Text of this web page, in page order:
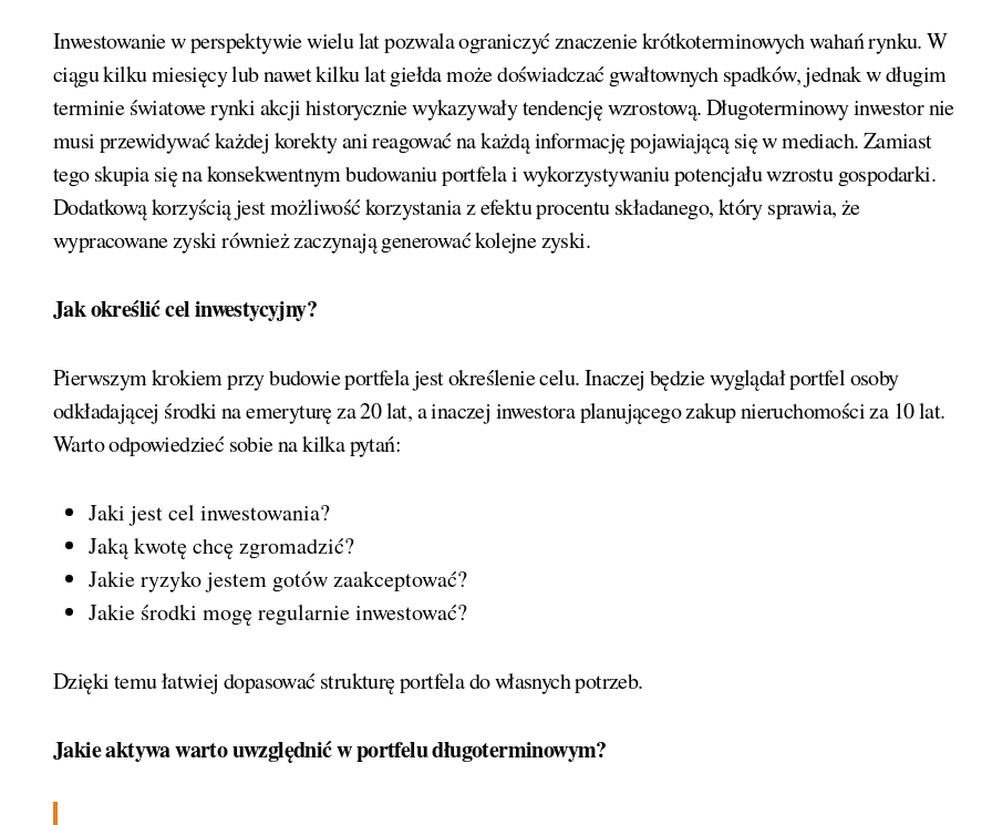
Inwestowanie w perspektywie wielu lat pozwala ograniczyć znaczenie krótkoterminowych wahań rynku. W
ciągu kilku miesięcy lub nawet kilku lat giełda może doświadczać gwałtownych spadków, jednak w długim
terminie światowe rynki akcji historycznie wykazywały tendencję wzrostową. Długoterminowy inwestor nie
musi przewidywać każdej korekty ani reagować na każdą informację pojawiającą się w mediach. Zamiast
tego skupia się na konsekwentnym budowaniu portfela i wykorzystywaniu potencjału wzrostu gospodarki.
Dodatkową korzyścią jest możliwość korzystania z efektu procentu składanego, który sprawia, że
wypracowane zyski również zaczynają generować kolejne zyski.
Jak określić cel inwestycyjny?
Pierwszym krokiem przy budowie portfela jest określenie celu. Inaczej będzie wyglądał portfel osoby
odkładającej środki na emeryturę za 20 lat, a inaczej inwestora planującego zakup nieruchomości za 10 lat.
Warto odpowiedzieć sobie na kilka pytań:
Jaki jest cel inwestowania?
Jaką kwotę chcę zgromadzić?
Jakie ryzyko jestem gotów zaakceptować?
Jakie środki mogę regularnie inwestować?
Dzięki temu łatwiej dopasować strukturę portfela do własnych potrzeb.
Jakie aktywa warto uwzględnić w portfelu długoterminowym?